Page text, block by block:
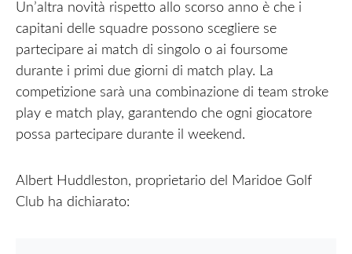
Un’altra novità rispetto allo scorso anno è che i
capitani delle squadre possono scegliere se
partecipare ai match di singolo o ai foursome
durante i primi due giorni di match play. La
competizione sarà una combinazione di team stroke
play e match play, garantendo che ogni giocatore
possa partecipare durante il weekend.
Albert Huddleston, proprietario del Maridoe Golf
Club ha dichiarato: